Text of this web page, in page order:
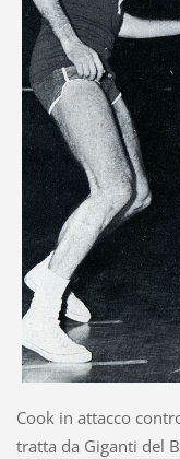
Cook in attacco
tratta da Giganti del